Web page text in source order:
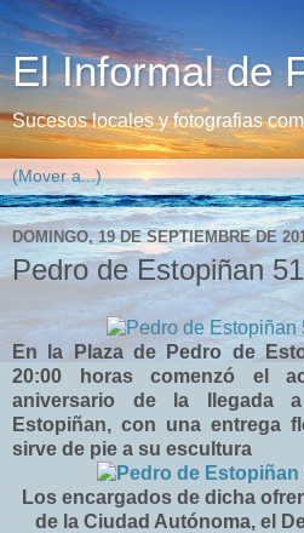
El Informal de
Sucesos locales y fotografias
DOMINGO, 19 DE SEPTIEMBRE DE
Pedro de Estopiñan
En la Plaza de Pedro de
20:00 horas comenzó el
aniversario de la llegada
Estopiñan, con una entrega
sirve de pie a su escultura
Los encargados de dicha
de la Ciudad Autónoma, el